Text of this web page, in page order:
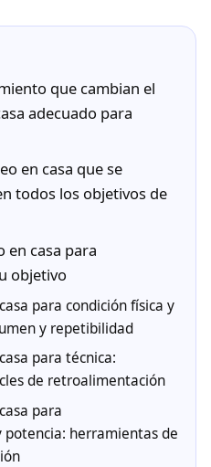
que cambian el
adecuado para
en casa que se
todos los objetivos de
en casa para
objetivo
para condición física y
y repetibilidad
para técnica:
de retroalimentación
para
herramientas de